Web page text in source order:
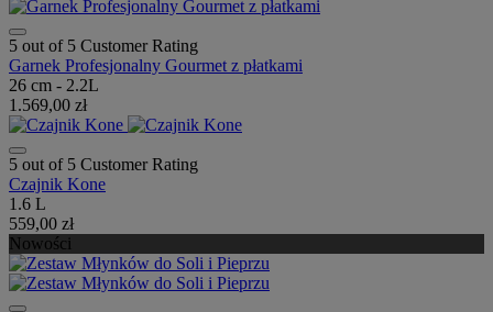
5 out of 5 Customer Rating
Garnek Profesjonalny Gourmet z płatkami
26 cm - 2.2L
1.569,00 zł
5 out of 5 Customer Rating
Czajnik Kone
1.6 L
559,00 zł
Nowości